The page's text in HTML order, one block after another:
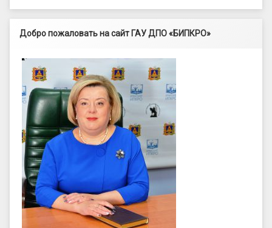
Добро пожаловать на сайт ГАУ ДПО «БИПКРО»